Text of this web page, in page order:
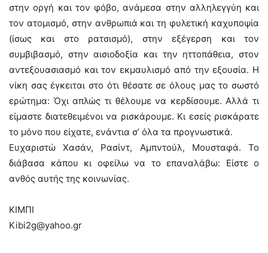
στην οργή και τον φόβο, ανάμεσα στην αλληλεγγύη και
τον ατομισμό, στην ανθρωπιά και τη φυλετική καχυποψία
(ίσως και στο ρατσισμό), στην εξέγερση και τον
συμβιβασμό, στην αισιοδοξία και την ηττοπάθεια, στον
αντεξουασιασμό και τον εκμαυλισμό από την εξουσία. Η
νίκη σας έγκειται στο ότι θέσατε σε όλους μας το σωστό
ερώτημα: Όχι απλώς τι θέλουμε να κερδίσουμε. Αλλά τι
είμαστε διατεθειμένοι να ρισκάρουμε. Κι εσείς ρισκάρατε
το μόνο που είχατε, ενάντια σ’ όλα τα προγνωστικά.
Ευχαριστώ Χασάν, Ρασίντ, Αμπντούλ, Μουσταφά. Το
διάβασα κάπου κι οφείλω να το επαναλάβω: Είστε ο
ανθός αυτής της κοινωνίας.
ΚΙΜΠΙ
Kibi2g@yahoo.gr